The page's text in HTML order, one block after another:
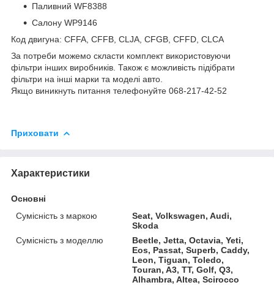
Паливний WF8388
Салону WP9146
Код двигуна: CFFA, CFFB, CLJA, CFGB, CFFD, CLCA
За потреби можемо скласти комплект використовуючи
фільтри інших виробників. Також є можливість підібрати
фільтри на інші марки та моделі авто.
Якщо виникнуть питання телефонуйте 068-217-42-52
Приховати
Характеристики
Основні
Сумісність з маркою
Seat, Volkswagen, Audi,
Skoda
Сумісність з моделлю
Beetle, Jetta, Octavia, Yeti,
Eos, Passat, Superb, Caddy,
Leon, Tiguan, Toledo,
Touran, A3, TT, Golf, Q3,
Alhambra, Altea, Scirocco